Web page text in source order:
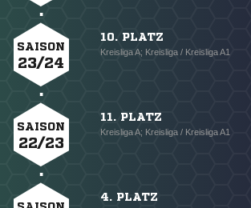
SAISON
23/24
10. PLATZ
Kreisliga A; Kreisliga / Kreisliga A1
SAISON
22/23
11. PLATZ
Kreisliga A; Kreisliga / Kreisliga A1
4. PLATZ